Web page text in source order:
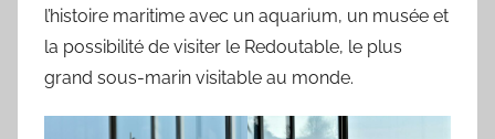
l’histoire maritime avec un aquarium, un musée et
la possibilité de visiter le Redoutable, le plus
grand sous-marin visitable au monde.